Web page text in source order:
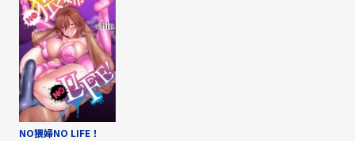
NO猥婦NO LIFE！